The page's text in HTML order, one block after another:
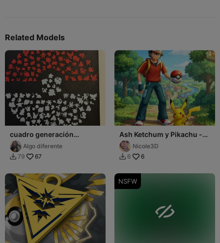
Related Models
cuadro generación
pokemon
Algo diferente
 79 67
Ash Ketchum y Pikachu -
Pokemon - Lowpoly
Nicole3D
 6 6
NSFW
